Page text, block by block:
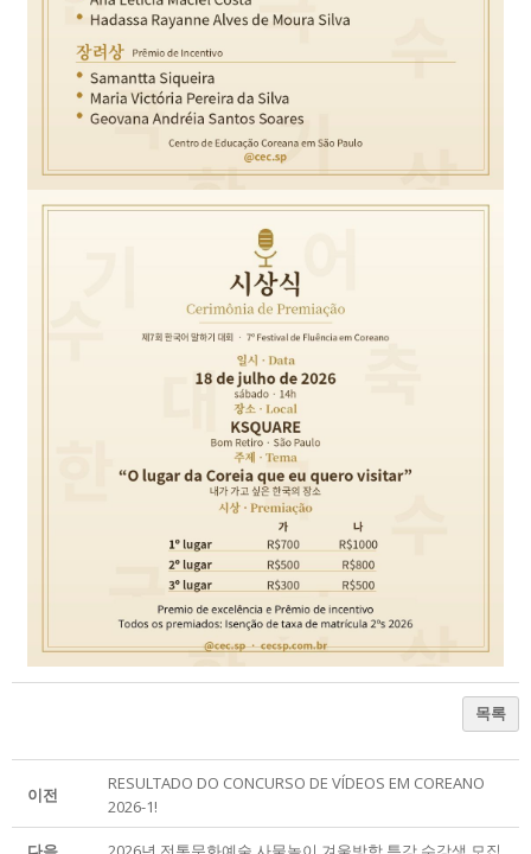
목록
이전
RESULTADO DO CONCURSO DE VÍDEOS EM COREANO
2026-1!